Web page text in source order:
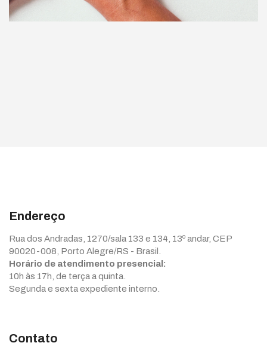
Endereço
Rua dos Andradas, 1270/sala 133 e 134, 13º andar, CEP
90020-008, Porto Alegre/RS - Brasil.
Horário de atendimento presencial:
10h às 17h, de terça a quinta.
Segunda e sexta expediente interno.
Contato